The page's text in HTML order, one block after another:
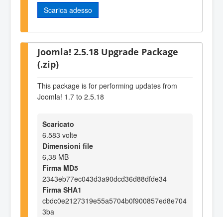
Scarica adesso
Joomla! 2.5.18 Upgrade Package
(.zip)
This package is for performing updates from
Joomla! 1.7 to 2.5.18
Scaricato
6.583 volte
Dimensioni file
6,38 MB
Firma MD5
2343eb77ec043d3a90dcd36d88dfde34
Firma SHA1
cbdc0e2127319e55a5704b0f900857ed8e704
3ba